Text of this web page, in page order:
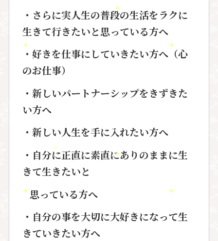
・さらに実人生の普段の生活をラクに
生きて行きたいと思っている方へ
・好きを仕事にしていきたい方へ（心
のお仕事）
・新しいパートナーシップをきずきた
い方へ
・新しい人生を手に入れたい方へ
・自分に正直に素直にありのままに生
きて生きたいと
思っている方へ
・自分の事を大切に大好きになって生
きていきたい方へ